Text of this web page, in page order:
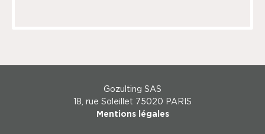
Gozulting SAS
18, rue Soleillet 75020 PARIS
Mentions légales